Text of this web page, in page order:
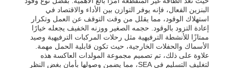
البنزين الفعال، فإنه يوفر التوازن بين الأداء والاقتصاد في
استهلاك الوقود، مما يقلل من وقت التوقف عن العمل وتكرار
إعادة التزود بالوقود. حجمه الصغير ووزنه الخفيف يجعله خيارًا
ممتازًا للأنشطة الترفيهية مثل رحلات المركبات الترفيهية وصيد
الأسماك والحفلات الخارجية، حيث تكون قابلية الحمل مهمة.
علاوة على ذلك، تم تصميم مجموعة المولدات العاكسة هذه
لتغليف التسليم في SEA، مما يضمن وصولها بأمان بغض النظر